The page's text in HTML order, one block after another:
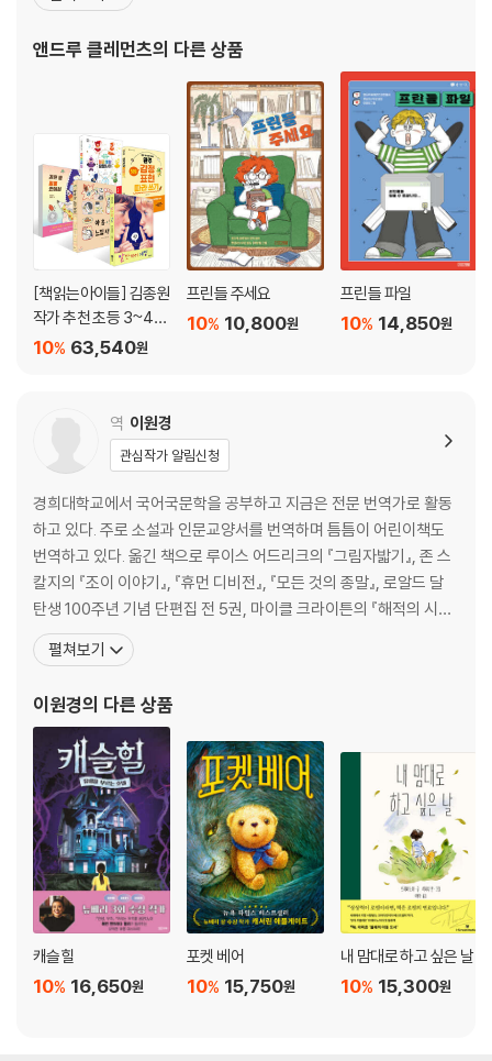
University에 진학했다. 대학 졸업 후, National Louis University
앤드루 클레먼츠의 다른 상품
[책읽는아이들] 김종원
작가 추천 초등 3~4학
년 세트63,540원
10%
프린들 주세요
10,800원
10%
프린들 파일
14,850원
10%
역 이원경
관심작가 알림신청
경희대학교에서 국어국문학을 공부하고 지금은 전문 번역가로 활동
하고 있다. 주로 소설과 인문교양서를 번역하며 틈틈이 어린이책도
번역하고 있다. 옮긴 책으로 루이스 어드리크의 『그림자밟기』, 존 스
칼지의 『조이 이야기』, 『휴먼 디비전』, 『모든 것의 종말』, 로알드 달
탄생 100주년 기념 단편집 전 5권, 마이클 크라이튼의 『해적의 시
대』, 『넥스트』, 팀 세버린의 바이킹 3부작, 패트릭 오브라이언의 『마
스터 앤드 커맨더』, 『포스트 캡틴』, R. L. 스타인의 『구스범스』 시리
이 바꿔치기 대작전』, 『황
펼쳐보기
이원경의 다른 상품
캐슬힐
16,650원
10%
포켓 베어
15,750원
10%
내 맘대로 하고 싶은 날
15,300원
10%